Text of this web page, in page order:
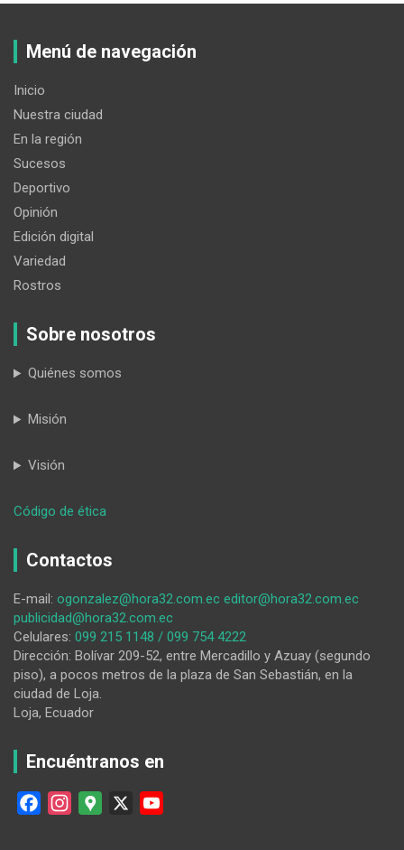
Menú de navegación
Inicio
Nuestra ciudad
En la región
Sucesos
Deportivo
Opinión
Edición digital
Variedad
Rostros
Sobre nosotros
Quiénes somos
Misión
Visión
Código de ética
la
del
Festival
del
Pasillo
Lojano
Contactos
E-mail: ogonzalez@hora32.com.ec editor@hora32.com.ec
publicidad@hora32.com.ec
Celulares: 099 215 1148 / 099 754 4222
Dirección: Bolívar 209-52, entre Mercadillo y Azuay (segundo
piso), a pocos metros de la plaza de San Sebastián, en la
ciudad de Loja.
Loja, Ecuador
Encuéntranos en